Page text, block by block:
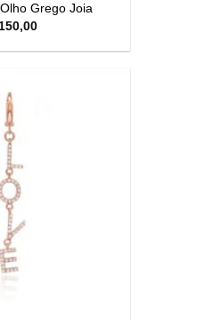
Grego Joia